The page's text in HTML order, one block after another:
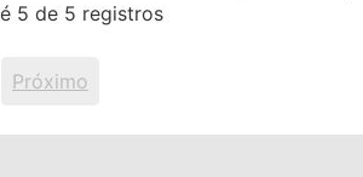
5 de 5 registros
Próximo